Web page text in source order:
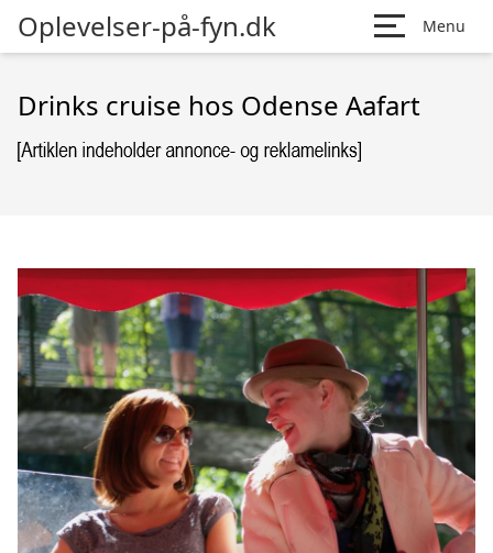
Oplevelser-på-fyn.dk Menu
Drinks cruise hos Odense Aafart